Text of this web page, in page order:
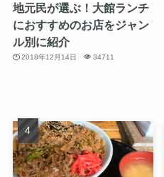
地元民が選ぶ！大館ランチ
におすすめのお店をジャン
ル別に紹介
2018年12月14日 34711